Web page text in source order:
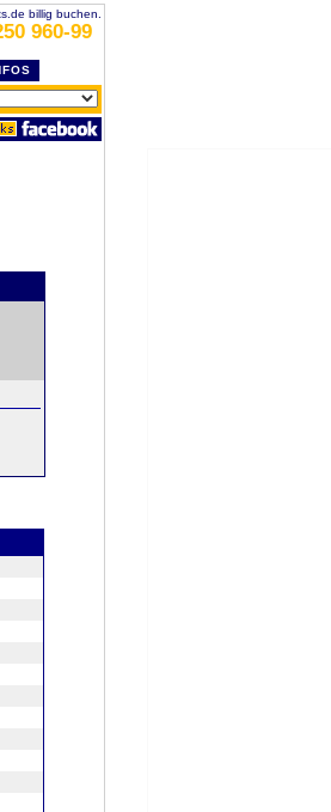
billig buchen.
960-99